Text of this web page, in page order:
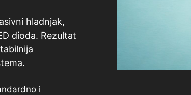
hladnjak,
dioda. Rezultat
i